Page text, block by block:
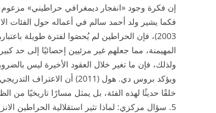
إن فكرة وجود «انفجار ديمغرافي حراطيني»
فكما يشير ولد أحمد سالم في أعماله حول الفئات
2003)، فإن الحراطين لم يُحصَوا لفترة طويلة
المهيمنة، مما جعلهم غير مرئيين إحصائيًا إلى حد
ولذلك، فإن ما تغير خلال العقود الأخيرة ليس
ويؤكد بروس دي. هول (2011) أن
خلقًا حديثًا لهذه الفئة، بل يمثل مسارًا تاريخيًا من
5. سؤال مركزي: لماذا تثير استقلالية الحراطين الانزعاج؟